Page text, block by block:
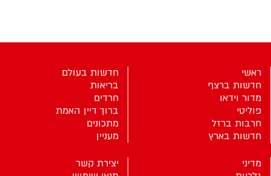
ראשי
חדשות ברצף
מדור וידאו
פוליטי
חרבות ברזל
חדשות בארץ
חדשות בעולם
בריאות
חרדים
ברוך דיין האמת
מתכונים
מעניין
מדיני
יצירת קשר